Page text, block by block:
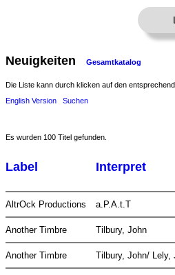
Neuigkeiten Gesamtkatalog
Die Liste kann durch klicken auf den
English Version
Suchen
Es wurden 100 Titel gefunden.
Label Interpret
AltrOck Productions a.P.A.t.T
Another Timbre Tilbury, John
Another Timbre Tilbury, John/ Lely,